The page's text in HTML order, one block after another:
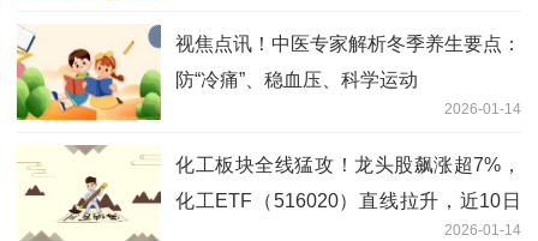
视焦点讯！中医专家解析冬季养生要点：
防“冷痛”、稳血压、科学运动
2026-01-14
化工板块全线猛攻！龙头股飙涨超7%，
化工ETF（516020）直线拉升，近10日
2026-01-14